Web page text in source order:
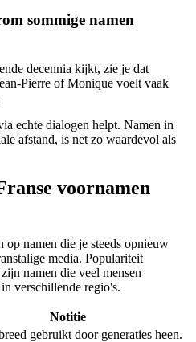
sommige namen
decennia kijkt, zie je dat
Pierre of Monique voelt vaak
echte dialogen helpt. Namen in
afstand, is net zo waardevol als
voornamen
namen die je steeds opnieuw
media. Populariteit
namen die veel mensen
verschillende regio's.
Notitie
gebruikt door generaties heen.